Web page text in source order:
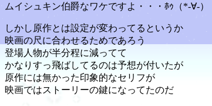
ムイシュキン伯爵なワケですよ・・・ﾎｩ（*-∀-）
しかし原作とは設定が変わってるというか
映画の尺に合わせるためであろう
登場人物が半分程に減ってて
かなりすっ飛ばしてるのは予想が付いたが
原作には無かった印象的なセリフが
映画ではストーリーの鍵になってたのだ